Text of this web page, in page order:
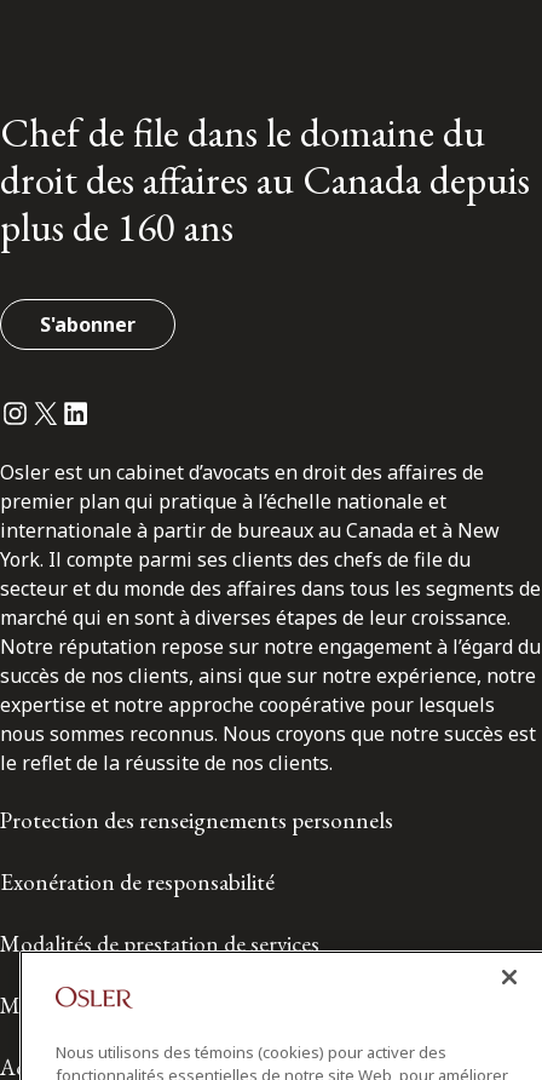
Chef de file dans le domaine du
droit des affaires au Canada depuis
plus de 160 ans
S'abonner
Instagram
Twitter
LinkedIn
Osler est un cabinet d’avocats en droit des affaires de
premier plan qui pratique à l’échelle nationale et
internationale à partir de bureaux au Canada et à New
York. Il compte parmi ses clients des chefs de file du
secteur et du monde des affaires dans tous les segments de
marché qui en sont à diverses étapes de leur croissance.
Notre réputation repose sur notre engagement à l’égard du
succès de nos clients, ainsi que sur notre expérience, notre
expertise et notre approche coopérative pour lesquels
nous sommes reconnus. Nous croyons que notre succès est
le reflet de la réussite de nos clients.
Protection des renseignements personnels
Exonération de responsabilité
Modalités de prestation de services
Modalités d'utilisation
Accessibilité
Nous utilisons des témoins (cookies) pour activer des
fonctionnalités essentielles de notre site Web, pour améliorer